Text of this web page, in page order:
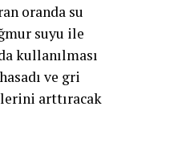
oranda su
suyu ile
kullanılması
ve gri
arttıracak